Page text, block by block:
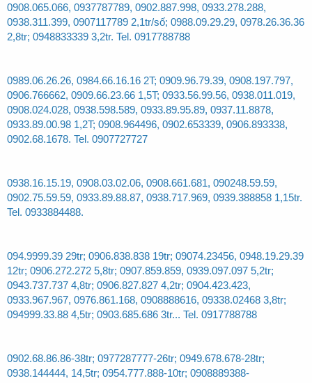
0908.065.066, 0937787789, 0902.887.998, 0933.278.288,
0938.311.399, 0907117789 2,1tr/số; 0988.09.29.29, 0978.26.36.36
2,8tr; 0948833339 3,2tr. Tel. 0917788788
0989.06.26.26, 0984.66.16.16 2T; 0909.96.79.39, 0908.197.797,
0906.766662, 0909.66.23.66 1,5T; 0933.56.99.56, 0938.011.019,
0908.024.028, 0938.598.589, 0933.89.95.89, 0937.11.8878,
0933.89.00.98 1,2T; 0908.964496, 0902.653339, 0906.893338,
0902.68.1678. Tel. 0907727727
0938.16.15.19, 0908.03.02.06, 0908.661.681, 090248.59.59,
0902.75.59.59, 0933.89.88.87, 0938.717.969, 0939.388858 1,15tr.
Tel. 0933884488.
094.9999.39 29tr; 0906.838.838 19tr; 09074.23456, 0948.19.29.39
12tr; 0906.272.272 5,8tr; 0907.859.859, 0939.097.097 5,2tr;
0943.737.737 4,8tr; 0906.827.827 4,2tr; 0904.423.423,
0933.967.967, 0976.861.168, 0908888616, 09338.02468 3,8tr;
094999.33.88 4,5tr; 0903.685.686 3tr... Tel. 0917788788
0902.68.86.86-38tr; 0977287777-26tr; 0949.678.678-28tr;
0938.144444, 14,5tr; 0954.777.888-10tr; 0908889388-